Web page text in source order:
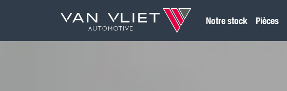
Notre stock Pièces